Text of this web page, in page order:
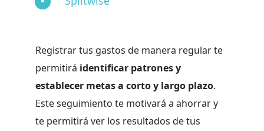
Registrar tus gastos de manera regular te
permitirá identificar patrones y
establecer metas a corto y largo plazo.
Este seguimiento te motivará a ahorrar y
te permitirá ver los resultados de tus